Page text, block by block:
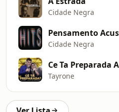
Cidade Negra
Pensamento
Cidade Negra
Ce Ta Preparada
Tayrone